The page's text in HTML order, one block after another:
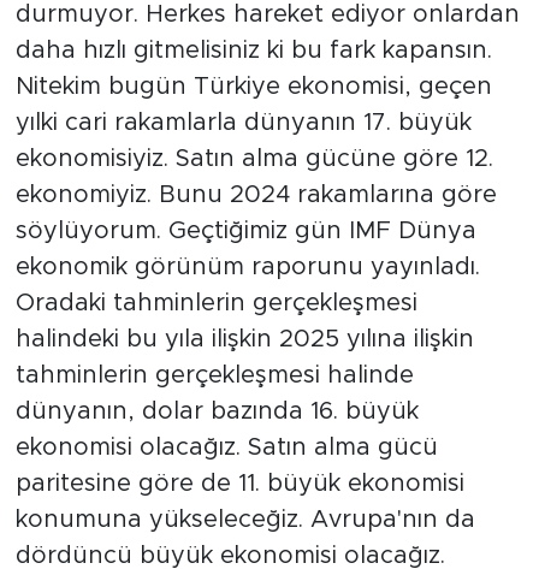
durmuyor. Herkes hareket ediyor onlardan
daha hızlı gitmelisiniz ki bu fark kapansın.
Nitekim bugün Türkiye ekonomisi, geçen
yılki cari rakamlarla dünyanın 17. büyük
ekonomisiyiz. Satın alma gücüne göre 12.
ekonomiyiz. Bunu 2024 rakamlarına göre
söylüyorum. Geçtiğimiz gün IMF Dünya
ekonomik görünüm raporunu yayınladı.
Oradaki tahminlerin gerçekleşmesi
halindeki bu yıla ilişkin 2025 yılına ilişkin
tahminlerin gerçekleşmesi halinde
dünyanın, dolar bazında 16. büyük
ekonomisi olacağız. Satın alma gücü
paritesine göre de 11. büyük ekonomisi
konumuna yükseleceğiz. Avrupa'nın da
dördüncü büyük ekonomisi olacağız.